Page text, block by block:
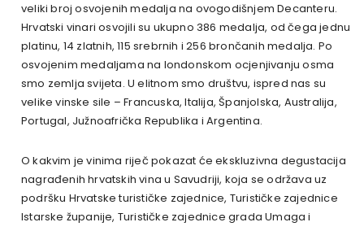
veliki broj osvojenih medalja na ovogodišnjem Decanteru.
Hrvatski vinari osvojili su ukupno 386 medalja, od čega jednu
platinu, 14 zlatnih, 115 srebrnih i 256 brončanih medalja. Po
osvojenim medaljama na londonskom ocjenjivanju osma
smo zemlja svijeta. U elitnom smo društvu, ispred nas su
velike vinske sile – Francuska, Italija, Španjolska, Australija,
Portugal, Južnoafrička Republika i Argentina.
O kakvim je vinima riječ pokazat će ekskluzivna degustacija
nagrađenih hrvatskih vina u Savudriji, koja se održava uz
podršku Hrvatske turističke zajednice, Turističke zajednice
Istarske županije, Turističke zajednice grada Umaga i